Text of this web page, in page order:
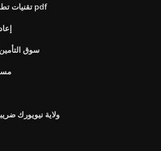
تقنيات تطوير حقول النفط والغاز البترولية pdf
سوق
ولاية نيويورك